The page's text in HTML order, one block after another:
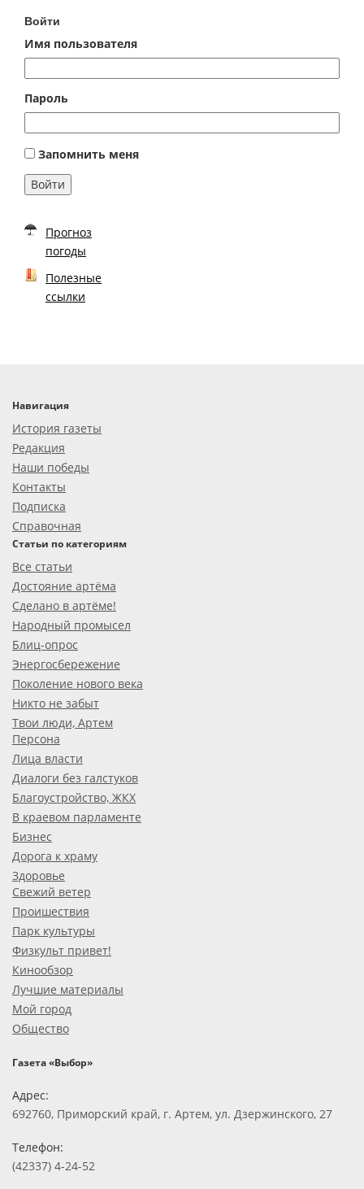
Войти
Имя пользователя
Пароль
Запомнить меня
Войти
Прогноз
погоды
Полезные
ссылки
Навигация
История газеты
Редакция
Наши победы
Контакты
Подписка
Справочная
Статьи по категориям
Все статьи
Достояние артёма
Сделано в артёме!
Народный промысел
Блиц-опрос
Энергосбережение
Поколение нового века
Никто не забыт
Твои люди, Артем
Персона
Лица власти
Диалоги без галстуков
Благоустройство, ЖКХ
В краевом парламенте
Бизнес
Дорога к храму
Здоровье
Свежий ветер
Проишествия
Парк культуры
Физкульт привет!
Кинообзор
Лучшие материалы
Мой город
Общество
Газета «Выбор»
Адрес:
692760, Приморский край, г. Артем, ул. Дзержинского, 27
Телефон:
(42337) 4-24-52